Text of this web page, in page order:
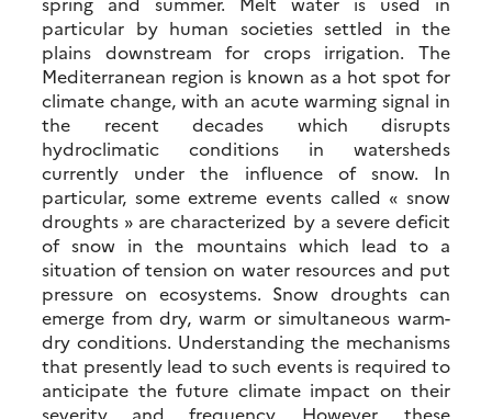
particular by human societies settled in the
plains downstream for crops irrigation. The
Mediterranean region is known as a hot spot for
climate change, with an acute warming signal in
the recent decades which disrupts
hydroclimatic conditions in watersheds
currently under the influence of snow. In
particular, some extreme events called « snow
droughts » are characterized by a severe deficit
of snow in the mountains which lead to a
situation of tension on water resources and put
pressure on ecosystems. Snow droughts can
emerge from dry, warm or simultaneous warm-
dry conditions. Understanding the mechanisms
that presently lead to such events is required to
anticipate the future climate impact on their
severity and frequency. However, these